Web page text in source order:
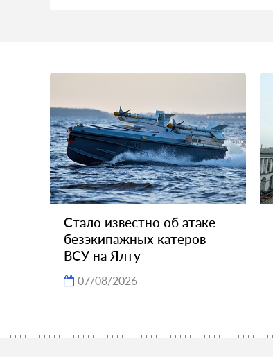
Стало известно об атаке
безэкипажных катеров
ВСУ на Ялту
07/08/2026